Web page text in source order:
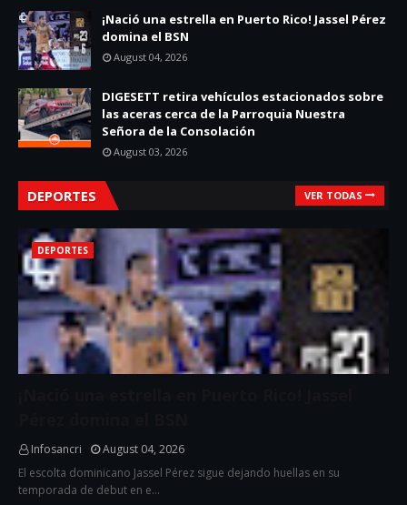
¡Nació una estrella en Puerto Rico! Jassel Pérez
domina el BSN
August 04, 2026
DIGESETT retira vehículos estacionados sobre
las aceras cerca de la Parroquia Nuestra
Señora de la Consolación
August 03, 2026
DEPORTES VER TODAS
DEPORTES
Infosancri
August 04, 2026
El escolta dominicano Jassel Pérez sigue dejando huellas en su
temporada de debut en e…